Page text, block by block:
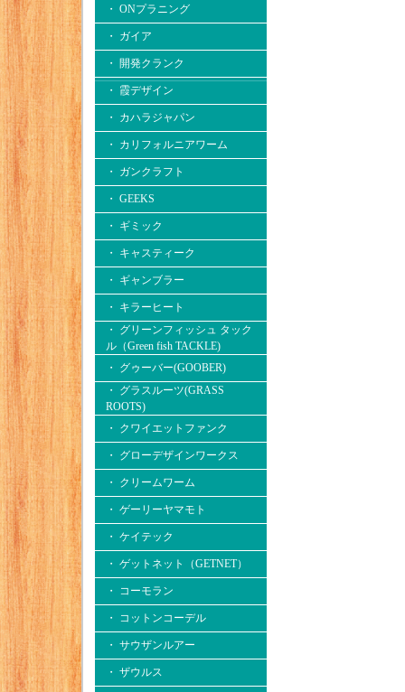
・ ONプラニング
・ ガイア
・ 開発クランク
・ 霞デザイン
・ カハラジャパン
・ カリフォルニアワーム
・ ガンクラフト
・ GEEKS
・ ギミック
・ キャスティーク
・ ギャンブラー
・ キラーヒート
・ グリーンフィッシュ タック
ル（Green fish TACKLE)
・ グゥーバー(GOOBER)
・ グラスルーツ(GRASS
ROOTS)
・ クワイエットファンク
・ グローデザインワークス
・ クリームワーム
・ ゲーリーヤマモト
・ ケイテック
・ ゲットネット（GETNET）
・ コーモラン
・ コットンコーデル
・ サウザンルアー
・ ザウルス